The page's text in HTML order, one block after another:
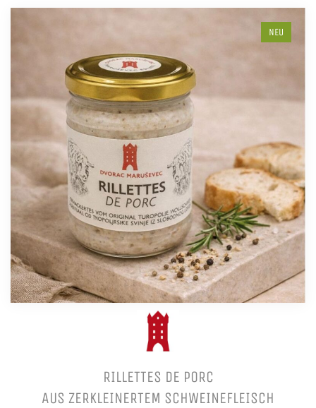
NEU
RILLETTES DE PORC
AUS ZERKLEINERTEM SCHWEINEFLEISCH